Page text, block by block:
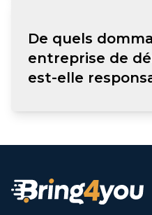
De quels
entreprise de
est-elle